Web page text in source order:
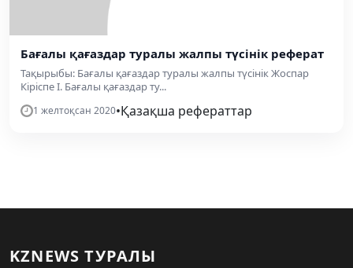
Бағалы қағаздар туралы жалпы түсінік реферат
Тақырыбы: Бағалы қағаздар туралы жалпы түсінік Жоспар
Кіріспе I. Бағалы қағаздар ту...
1 желтоқсан 2020•Қазақша рефераттар
KZNEWS ТУРАЛЫ